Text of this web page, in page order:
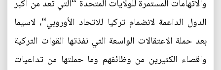
والاتهامات المستمرة للولايات المتحدة ‘‘التي تعد من أكبر
الدول الداعمة لانضمام تركيا للاتحاد الأوروبي‘‘، لاسيما
بعد حملة الاعتقالات الواسعة التي نفذتها القوات التركية
واقصاء الكثيرين من وظائفهم وما حملتها من تداعيات